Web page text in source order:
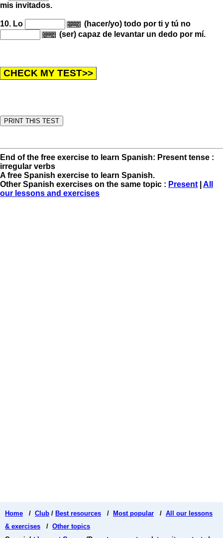
mis invitados.
10. Lo (hacer/yo) todo por ti y tú no
(ser) capaz de levantar un dedo por mí.
End of the free exercise to learn Spanish: Present tense :
irregular verbs
A free Spanish exercise to learn Spanish.
Other Spanish exercises on the same topic : Present
All
our lessons and exercises
Home / Club / Best resources / Most popular / All our lessons
& exercises / Other topics